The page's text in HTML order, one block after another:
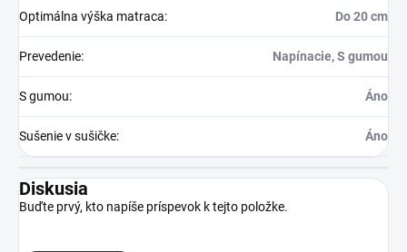
Optimálna výška matraca: Do 20 cm
Prevedenie: Napínacie, S gumou
S gumou: Áno
Sušenie v sušičke: Áno
Diskusia
Buďte prvý, kto napíše príspevok k tejto položke.